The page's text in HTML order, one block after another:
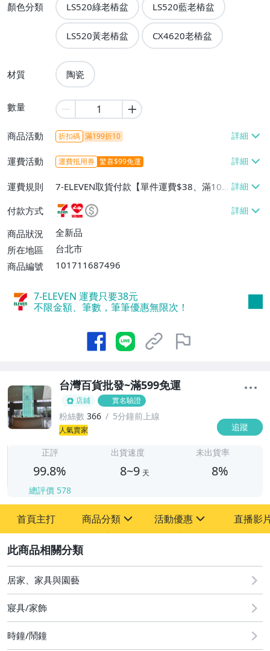
顏色分類 LS520綠老樁盆 LS520藍老樁盆
LS520黃老樁盆 CX4620老樁盆
材質 陶瓷
數量
商品活動 折扣碼 滿199折10
運費活動 運費抵用券 驚喜$99免運
運費規則
7-ELEVEN取貨付款【單件運費$38、滿100
件或消費滿$599免運費】、萊爾富取貨付
款【單件運費$60、滿100件或消費滿$599
免運費】、宅配/貨運【單件運費$80、滿1
00件或消費滿$599免運費】
付款方式
商品狀況
全新品
所在地區
台北市
商品編號
101711687496
7-ELEVEN 運費只要38元
不限金額、筆數，筆筆優惠無限次！
台灣百貨批發~滿599免運
店鋪 實名驗證
粉絲數 366 5分鐘前上線
人氣賣家 追蹤
正評
99.8%
總評價 578
出貨速度
8~9 天
未出貨率
8%
首頁主打 商品分類
其它
活動優惠
[全店] 新品回饋
直播影
居家、家具與園藝
寢具/家飾
時鐘/鬧鐘